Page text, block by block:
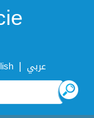
| عربي